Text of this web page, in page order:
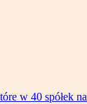
w 40 spółek